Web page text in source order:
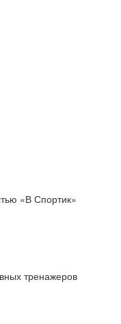
«В Спортик»
тренажеров